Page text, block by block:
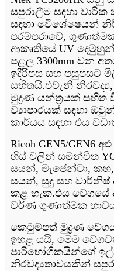
සපුරාලීම සඳහා
සඳහා විෙශේෂෙයන්
පරම්පරාවේ,
ආකෘතියේ UV දෙමුහුන්
පළල 3300mm වන
ඉදිරිපස සහ පසුපසට
සහිතයි.එවැනි
මුද්‍රණ යන්ත්‍රයක් සහිත
ව්‍යාපාරයක් සඳහා
කාර්යය සඳහා එය
Ricoh GEN5/GEN6
හිස් වලින් සමන්විත
සයන්, මැජෙන්ටා, කහ,
සයන්, සුදු සහ වාර්නිෂ්
කළ හැක.එය වේගයේ
වර්ණ ගුණාත්මක
කෙටුම්පත් මුද්‍රණ
ඉහළ යයි, මෙම
පාරිභෝගිකයින්ගේ
නිරවද්‍යතාවයකින්